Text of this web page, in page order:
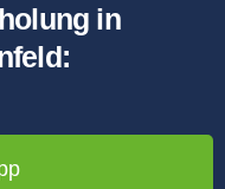
in